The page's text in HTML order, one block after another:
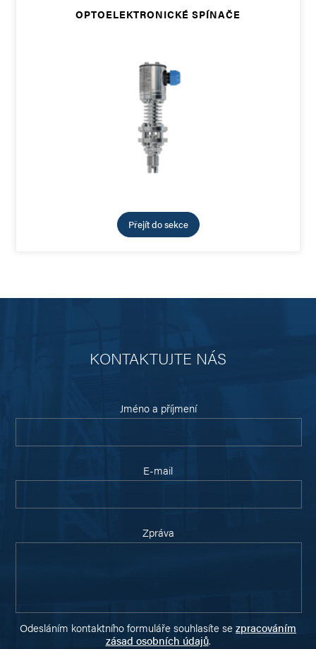
OPTOELEKTRONICKÉ SPÍNAČE
Přejít do sekce
KONTAKTUJTE NÁS
Jméno a příjmení
E-mail
Zpráva
Odesláním kontaktního formuláře souhlasíte se zpracováním
zásad osobních údajů.